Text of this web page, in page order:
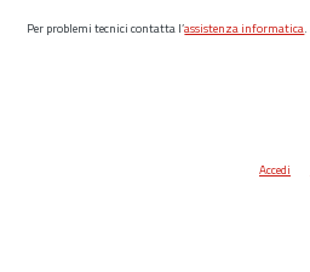
Per problemi tecnici contatta l’assistenza informatica.
Accedi